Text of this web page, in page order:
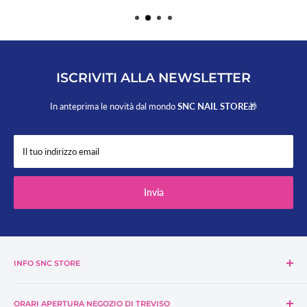
ISCRIVITI ALLA NEWSLETTER
In anteprima le novità dal mondoSNC NAIL STORE🎁
Il tuo indirizzo email
Invia
INFO SNC STORE
ORARI APERTURA NEGOZIO DI TREVISO